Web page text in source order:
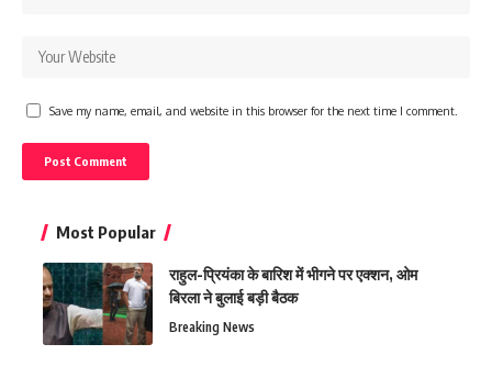
Save my name, email, and website in this browser for the next time I comment.
Most Popular
राहुल-प्रियंका के बारिश में भीगने पर एक्शन, ओम
बिरला ने बुलाई बड़ी बैठक
Breaking News